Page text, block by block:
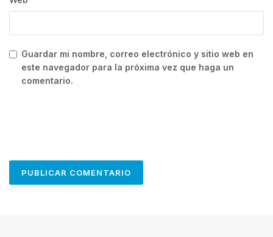
Guardar mi nombre, correo electrónico y sitio web en
este navegador para la próxima vez que haga un
comentario.